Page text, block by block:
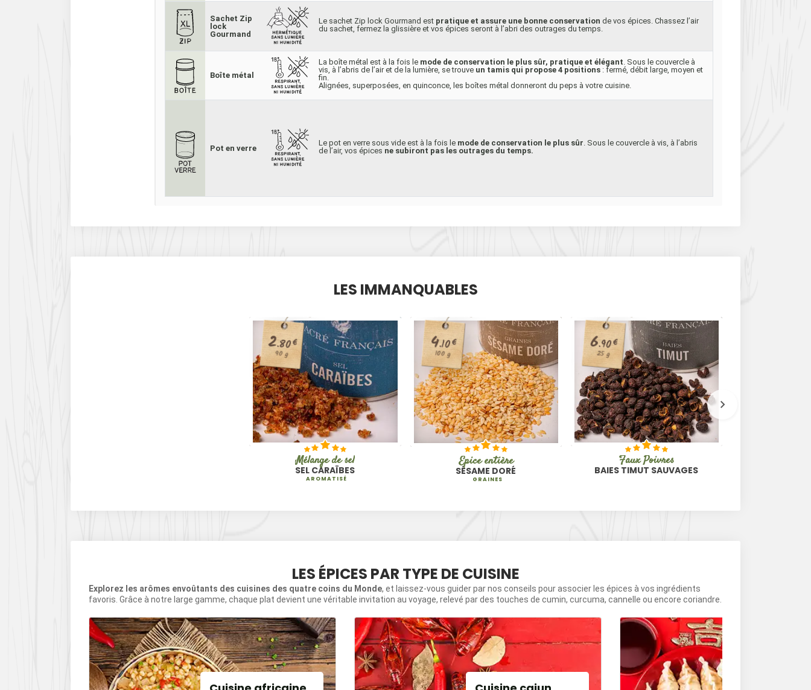
Sachet Zip
lock
Gourmand
Le sachet Zip lock Gourmand est pratique et assure une bonne conservation de vos épices. Chassez l’air
du sachet, fermez la glissière et vos épices seront à l’abri des outrages du temps.
Boîte métal
La boîte métal est à la fois le mode de conservation le plus sûr, pratique et élégant. Sous le couvercle à
vis, à l’abris de l’air et de la lumière, se trouve un tamis qui propose 4 positions : fermé, débit large, moyen et
fin.
Alignées, superposées, en quinconce, les boîtes métal donneront du peps à votre cuisine.
Pot en verre
Le pot en verre sous vide est à la fois le mode de conservation le plus sûr. Sous le couvercle à vis, à l’abris
de l’air, vos épices ne subiront pas les outrages du temps.
LES IMMANQUABLES
2.80€
90 g
Mélange de sel
SEL CARAÏBES
AROMATISÉ
4.10€
100 g
Épice entière
SÉSAME DORÉ
GRAINES
6.90€
25 g
Faux Poivres
BAIES TIMUT SAUVAGES
LES ÉPICES PAR TYPE DE CUISINE
Explorez les arômes envoûtants des cuisines des quatre coins du Monde, et laissez-vous guider par nos conseils pour associer les épices à vos ingrédients
favoris. Grâce à notre large gamme, chaque plat devient une véritable invitation au voyage, relevé par des touches de cumin, curcuma, cannelle ou encore coriandre.